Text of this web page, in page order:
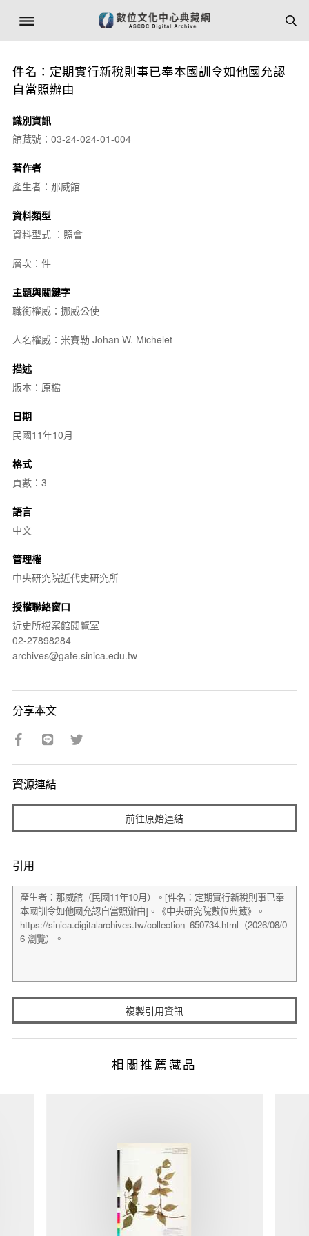
件名：定期實行新稅則事已奉本國訓令如他國允認
自當照辦由
識別資訊
館藏號：03-24-024-01-004
著作者
產生者：那威館
資料類型
資料型式 ：照會
層次：件
主題與關鍵字
職銜權威：挪威公使
人名權威：米賽勒 Johan W. Michelet
描述
版本：原檔
日期
民國11年10月
格式
頁數：3
語言
中文
管理權
中央研究院近代史研究所
授權聯絡窗口
近史所檔案館閱覽室
02-27898284
archives@gate.sinica.edu.tw
分享本文
資源連結
前往原始連結
引用
複製引用資訊
相關推薦藏品